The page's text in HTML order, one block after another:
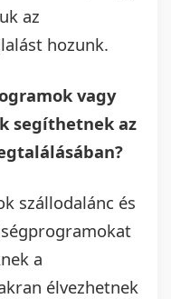
az
hozunk.
vagy
segíthetnek az
szállodalánc és
a
élvezhetnek